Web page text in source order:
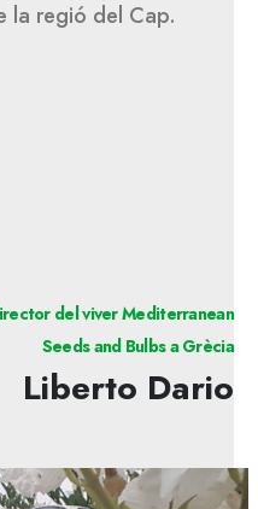
la regió del Cap.
del viver Mediterranean
Seeds and Bulbs a Grècia
Liberto Dario